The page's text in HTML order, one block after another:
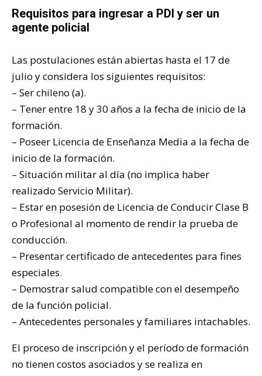
Requisitos para ingresar a PDI y ser un
agente policial
Las postulaciones están abiertas hasta el 17 de
julio y considera los siguientes requisitos:
– Ser chileno (a).
– Tener entre 18 y 30 años a la fecha de inicio de la
formación.
– Poseer Licencia de Enseñanza Media a la fecha de
inicio de la formación.
– Situación militar al día (no implica haber
realizado Servicio Militar).
– Estar en posesión de Licencia de Conducir Clase B
o Profesional al momento de rendir la prueba de
conducción.
– Presentar certificado de antecedentes para fines
especiales.
– Demostrar salud compatible con el desempeño
de la función policial.
– Antecedentes personales y familiares intachables.
El proceso de inscripción y el período de formación
no tienen costos asociados y se realiza en